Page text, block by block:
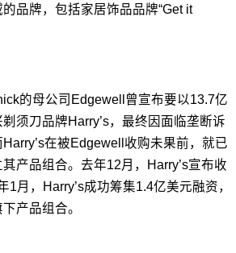
品牌，包括家居饰品品牌“Get it
的母公司Edgewell曾宣布要以13.7亿
须刀品牌Harry’s，最终因面临垄断诉
在被Edgewell收购未果前，就已
产品组合。去年12月，Harry’s宣布收
1月，Harry’s成功筹集1.4亿美元融资，
产品组合。